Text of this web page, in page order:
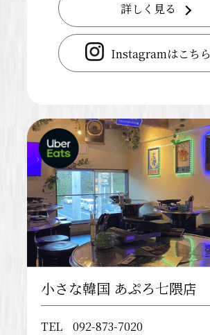
詳しく見る
Instagramはこちら
小さな韓国 あぷろ七隈店
TEL
092-873-7020